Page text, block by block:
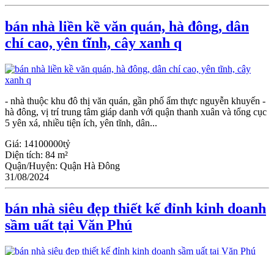
bán nhà liền kề văn quán, hà đông, dân
chí cao, yên tĩnh, cây xanh q
- nhà thuộc khu đô thị văn quán, gần phố ẩm thực nguyễn khuyến -
hà đông, vị trí trung tâm giáp danh với quận thanh xuân và tổng cục
5 yên xá, nhiều tiện ích, yên tĩnh, dân...
Giá: 14100000tỷ
Diện tích: 84 m²
Quận/Huyện: Quận Hà Đông
31/08/2024
bán nhà siêu đẹp thiết kế đỉnh kinh doanh
sầm uất tại Văn Phú